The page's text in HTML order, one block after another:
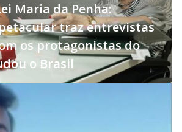
Maria da Penha:
traz entrevistas
os protagonistas do
o Brasil